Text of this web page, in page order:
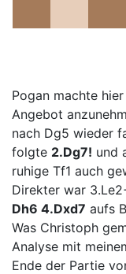
Pogan machte
Angebot
nach Dg5 wieder
folgte 2.Dg7! und
ruhige Tf1 auch
Direkter war
Dh6 4.Dxd7 aufs
Was Christoph
Analyse mit
Ende der Partie